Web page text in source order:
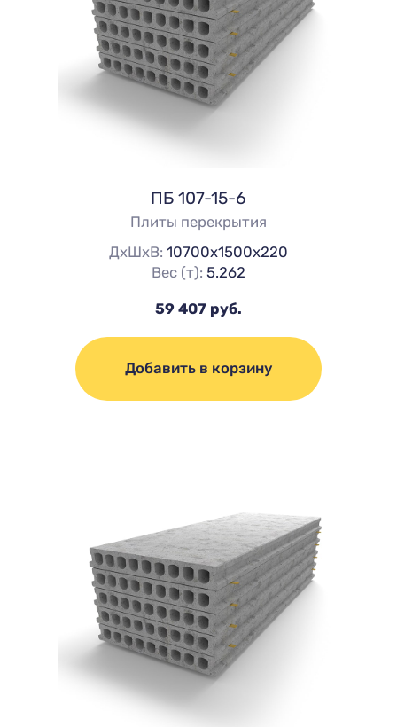
ПБ 107-15-6
Плиты перекрытия
ДхШхВ: 10700х1500х220
Вес (т): 5.262
59 407 руб.
Добавить в корзину